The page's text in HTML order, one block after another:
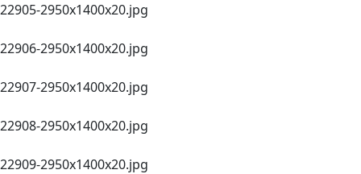
22905-2950х1400x20.jpg
22906-2950х1400x20.jpg
22907-2950х1400x20.jpg
22908-2950х1400x20.jpg
22909-2950х1400x20.jpg